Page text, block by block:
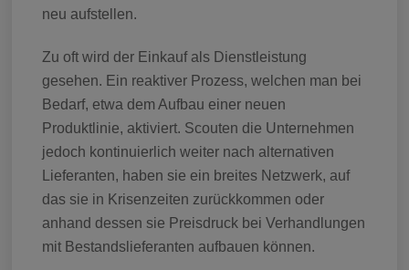
neu aufstellen.
Zu oft wird der Einkauf als Dienstleistung
gesehen. Ein reaktiver Prozess, welchen man bei
Bedarf, etwa dem Aufbau einer neuen
Produktlinie, aktiviert. Scouten die Unternehmen
jedoch kontinuierlich weiter nach alternativen
Lieferanten, haben sie ein breites Netzwerk, auf
das sie in Krisenzeiten zurückkommen oder
anhand dessen sie Preisdruck bei Verhandlungen
mit Bestandslieferanten aufbauen können.